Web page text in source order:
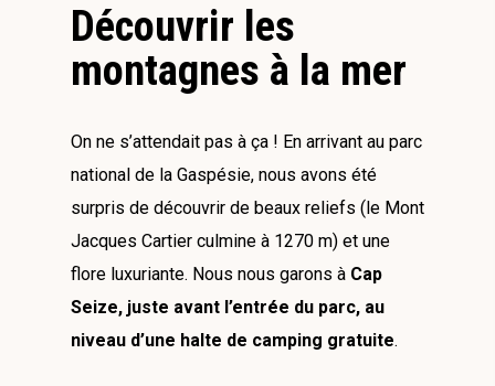
Découvrir les
montagnes à la mer
On ne s’attendait pas à ça ! En arrivant au parc
national de la Gaspésie, nous avons été
surpris de découvrir de beaux reliefs (le Mont
Jacques Cartier culmine à 1270 m) et une
flore luxuriante. Nous nous garons à Cap
Seize, juste avant l’entrée du parc, au
niveau d’une halte de camping gratuite.